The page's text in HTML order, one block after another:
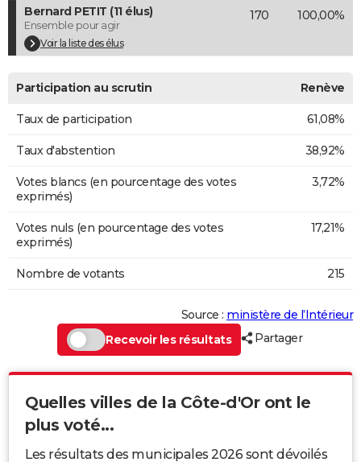
COPAINS D'AVANT
S'inscrire
Se connecter
Lycées
Collèges
Primaires
Universités
Entreprises
Service militaire
Avis de recherche
AVIS DE DÉCÈS
FORUM
Bernard PETIT (11 élus)
Ensemble pour agir
Voir la liste des élus
170 100,00%
Participation au scrutin Renève
Taux de participation 61,08%
Taux d'abstention 38,92%
Votes blancs (en pourcentage des votes
exprimés)
3,72%
Votes nuls (en pourcentage des votes
exprimés)
17,21%
Nombre de votants 215
Source : ministère de l’Intérieur
Recevoir les résultats
Partager
Quelles villes de la Côte-d'Or ont le
plus voté...
Les résultats des municipales 2026 sont dévoilés